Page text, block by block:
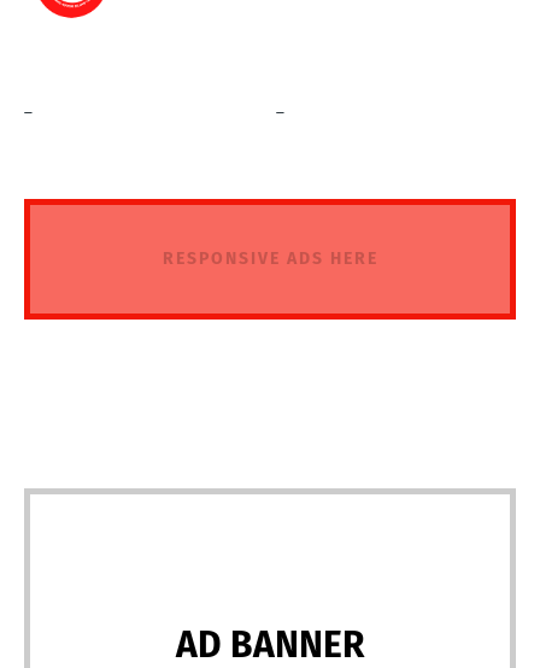
RESPONSIVE ADS HERE
AD BANNER